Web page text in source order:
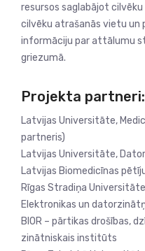
resursos saglabājot
cilvēku atrašanās vietu
informāciju par attālumu
griezumā.
Projekta partneri:
Latvijas Universitāte,
partneris)
Latvijas Universitāte,
Latvijas Biomedicīnas
Rīgas Stradiņa Universitāte
Elektronikas un
BIOR – pārtikas drošības,
zinātniskais institūts